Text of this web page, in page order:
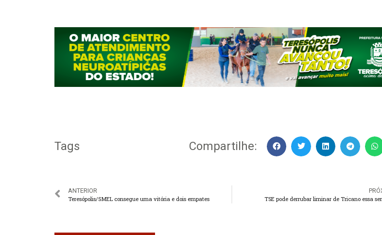
Tags Compartilhe:
ANTERIOR
Teresópolis/SMEL consegue uma vitória e dois empates
TSE pode derrubar liminar de Tricano essa